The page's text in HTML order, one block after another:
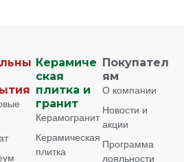
Керамиче
ская
плитка и
гранит
Керамогранит
Керамическая
плитка
Покупател
ям
О компании
Новости и
акции
Программа
лояльности